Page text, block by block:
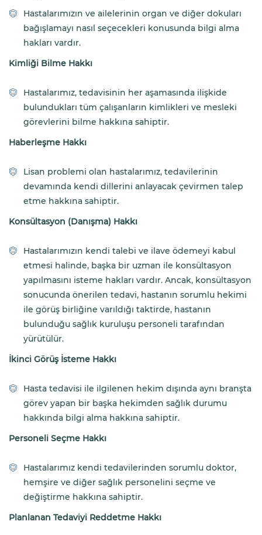
Hastalarımızın ve ailelerinin organ ve diğer dokuları
bağışlamayı nasıl seçecekleri konusunda bilgi alma
hakları vardır.
Kimliği Bilme Hakkı
Hastalarımız, tedavisinin her aşamasında ilişkide
bulundukları tüm çalışanların kimlikleri ve mesleki
görevlerini bilme hakkına sahiptir.
Haberleşme Hakkı
Lisan problemi olan hastalarımız, tedavilerinin
devamında kendi dillerini anlayacak çevirmen talep
etme hakkına sahiptir.
Konsültasyon (Danışma) Hakkı
Hastalarımızın kendi talebi ve ilave ödemeyi kabul
etmesi halinde, başka bir uzman ile konsültasyon
yapılmasını isteme hakları vardır. Ancak, konsültasyon
sonucunda önerilen tedavi, hastanın sorumlu hekimi
ile görüş birliğine varıldığı taktirde, hastanın
bulunduğu sağlık kuruluşu personeli tarafından
yürütülür.
İkinci Görüş İsteme Hakkı
Hasta tedavisi ile ilgilenen hekim dışında aynı branşta
görev yapan bir başka hekimden sağlık durumu
hakkında bilgi alma hakkına sahiptir.
Personeli Seçme Hakkı
Hastalarımız kendi tedavilerinden sorumlu doktor,
hemşire ve diğer sağlık personelini seçme ve
değiştirme hakkına sahiptir.
Planlanan Tedaviyi Reddetme Hakkı